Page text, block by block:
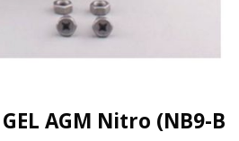
AGM Nitro (NB9-B